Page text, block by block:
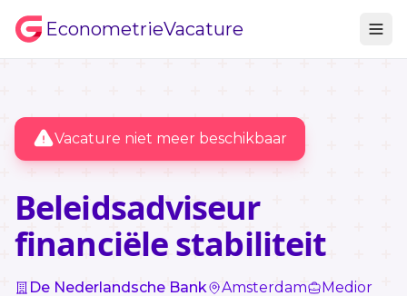
EconometrieVacature
Vacature niet meer beschikbaar
Beleidsadviseur
financiële stabiliteit
De Nederlandsche Bank Amsterdam Medior